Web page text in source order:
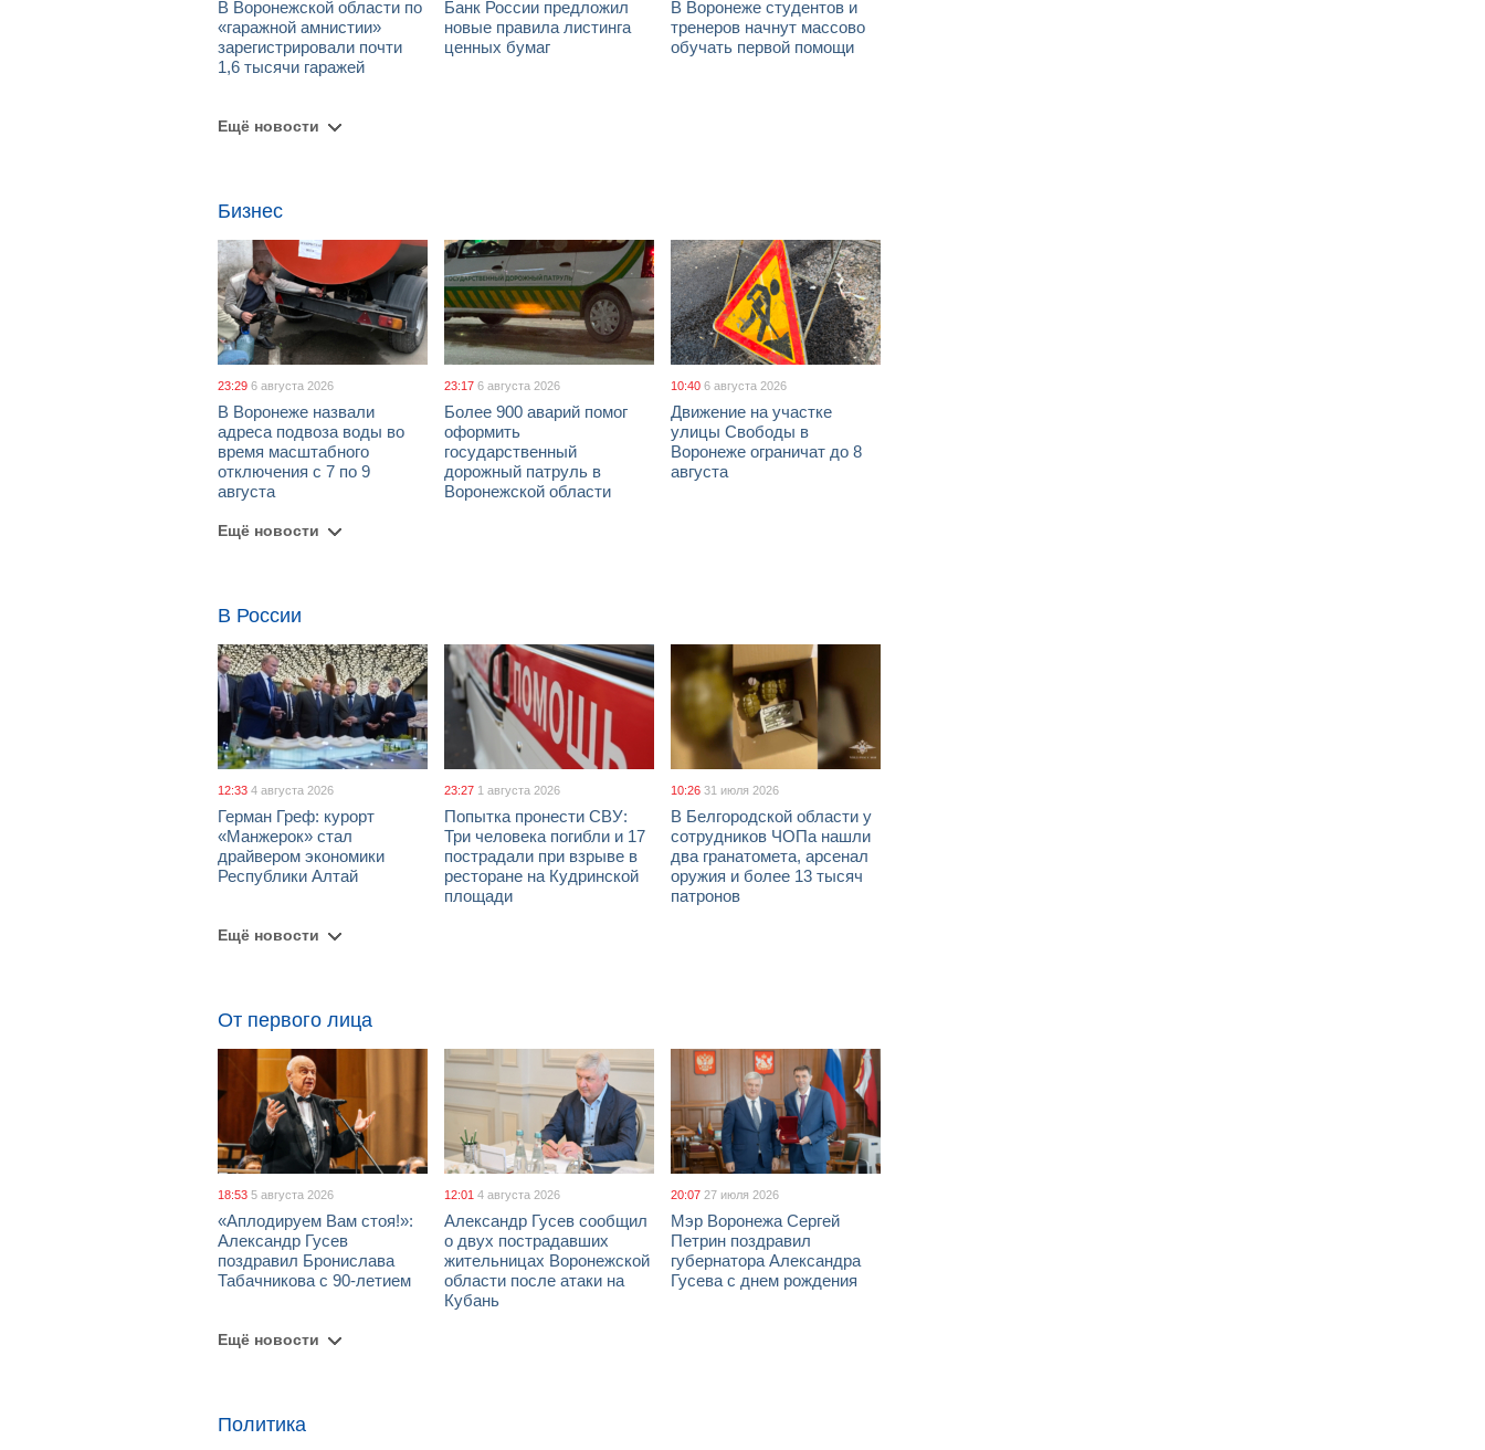
В Воронежской области по
«гаражной амнистии»
зарегистрировали почти
1,6 тысячи гаражей
Банк России предложил
новые правила листинга
ценных бумаг
В Воронеже студентов и
тренеров начнут массово
обучать первой помощи
Ещё новости
Бизнес
23:29 6 августа 2026
В Воронеже назвали
адреса подвоза воды во
время масштабного
отключения с 7 по 9
августа
23:17 6 августа 2026
Более 900 аварий помог
оформить
государственный
дорожный патруль в
Воронежской области
10:40 6 августа 2026
Движение на участке
улицы Свободы в
Воронеже ограничат до 8
августа
Ещё новости
В России
12:33 4 августа 2026
Герман Греф: курорт
«Манжерок» стал
драйвером экономики
Республики Алтай
23:27 1 августа 2026
Попытка пронести СВУ:
Три человека погибли и 17
пострадали при взрыве в
ресторане на Кудринской
площади
10:26 31 июля 2026
В Белгородской области у
сотрудников ЧОПа нашли
два гранатомета, арсенал
оружия и более 13 тысяч
патронов
Ещё новости
От первого лица
18:53 5 августа 2026
«Аплодируем Вам стоя!»:
Александр Гусев
поздравил Бронислава
Табачникова с 90-летием
12:01 4 августа 2026
Александр Гусев сообщил
о двух пострадавших
жительницах Воронежской
области после атаки на
Кубань
20:07 27 июля 2026
Мэр Воронежа Сергей
Петрин поздравил
губернатора Александра
Гусева с днем рождения
Ещё новости
Политика